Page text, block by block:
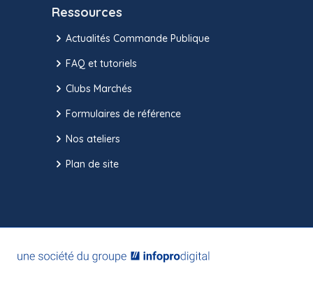
Ressources
Actualités Commande Publique
FAQ et tutoriels
Clubs Marchés
Formulaires de référence
Nos ateliers
Plan de site